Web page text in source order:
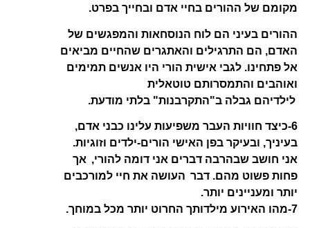
מקומם של ההורים בחיי אדם ובחייך בפרט.
ההורים בעיני הם לוח הנוסחאות והמפגשים של
האדם, הם התרגילים והאתגרים שהחיים מביאים
אל פתחינו. לגבי אישית הורי היו אנשים תמימים
ואוהבים והתמסרותם טוטאלית
לילדיהם גבלה ב"התקרבנות" בלתי מודעת.
6-כיצד חוויות העבר משפיעות עלינו כבני אדם,
בעיניך, ובעיקר בפן האישי הורים-ילדים וזוגיות.
אני חושב שבהרבה דברים אני דומה להורי, אך
פחות פשוט מהם. דבר העושה את חיי למורכבים
יותר ומעניינים יותר.
7-מהו האירוע מילדותך החרוט יותר מכל במוחך.